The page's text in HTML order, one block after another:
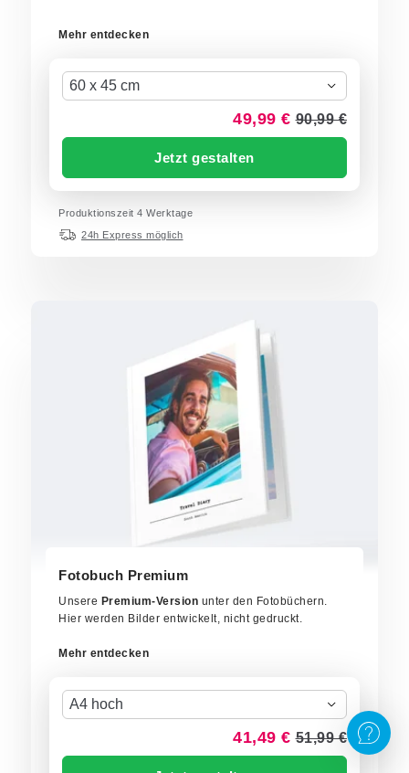
Mehr entdecken
60 x 45 cm
49,99 € 90,99 €
Jetzt gestalten
Produktionszeit 4 Werktage
24h Express möglich
Fotobuch Premium
Unsere Premium-Version unter den Fotobüchern.
Hier werden Bilder entwickelt, nicht gedruckt.
Mehr entdecken
A4 hoch
41,49 € 51,99 €